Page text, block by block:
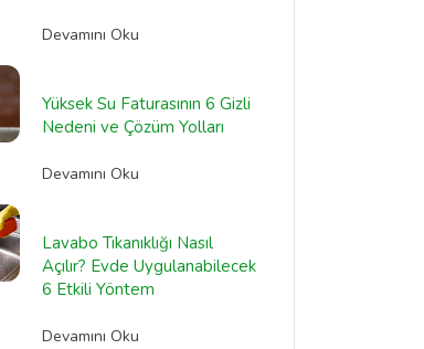
Devamını Oku
Yüksek Su Faturasının 6 Gizli
Nedeni ve Çözüm Yolları
Devamını Oku
Lavabo Tıkanıklığı Nasıl
Açılır? Evde Uygulanabilecek
6 Etkili Yöntem
Devamını Oku